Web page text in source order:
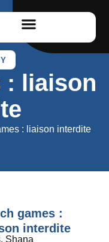
: liaison
: liaison interdite
games :
interdite
Shana